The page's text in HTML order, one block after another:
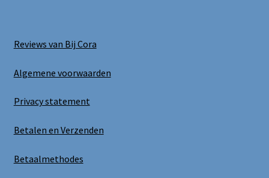
Reviews van Bij Cora
Algemene voorwaarden
Privacy statement
Betalen en Verzenden
Betaalmethodes